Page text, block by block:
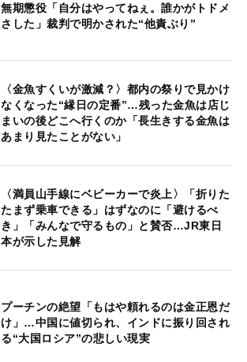
無期懲役「自分はやってねぇ。誰かがトドメ
さした」裁判で明かされた“他責ぶり”
〈金魚すくいが激減？〉都内の祭りで見かけ
なくなった“縁日の定番”…残った金魚は店じ
まいの後どこへ行くのか「長生きする金魚は
あまり見たことがない」
〈満員山手線にベビーカーで炎上〉「折りた
たまず乗車できる」はずなのに「避けるべ
き」「みんなで守るもの」と賛否…JR東日
本が示した見解
プーチンの絶望「もはや頼れるのは金正恩だ
け」…中国に値切られ、インドに振り回され
る“大国ロシア”の悲しい現実